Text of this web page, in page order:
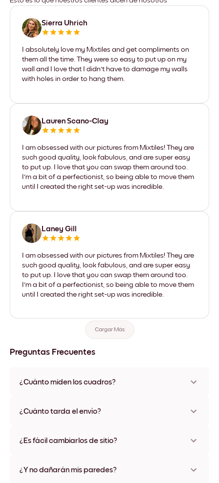
Sierra Uhrich
I absolutely love my Mixtiles and get compliments on
them all the time. They were so easy to put up on my
wall and I love that I didn't have to damage my walls
with holes in order to hang them.
Lauren Scano-Clay
I am obsessed with our pictures from Mixtiles! They are
such good quality, look fabulous, and are super easy
to put up. I love that you can swap them around too.
I'm a bit of a perfectionist, so being able to move them
until I created the right set-up was incredible.
Laney Gill
I am obsessed with our pictures from Mixtiles! They are
such good quality, look fabulous, and are super easy
to put up. I love that you can swap them around too.
I'm a bit of a perfectionist, so being able to move them
until I created the right set-up was incredible.
Cargar Más
Preguntas Frecuentes
¿Cuánto miden los cuadros?
varios materiales y colores de marco, incluidas opciones sin
¿Cuánto tarda el envío?
disponibles en algunos países. Te enviaremos un número de
¿Es fácil cambiarlos de sitio?
ningún daño
¿Y no dañarán mis paredes?